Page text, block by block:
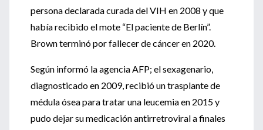
persona declarada curada del VIH en 2008 y que
había recibido el mote “El paciente de Berlín”.
Brown terminó por fallecer de cáncer en 2020.
Según informó la agencia AFP; el sexagenario,
diagnosticado en 2009, recibió un trasplante de
médula ósea para tratar una leucemia en 2015 y
pudo dejar su medicación antirretroviral a finales